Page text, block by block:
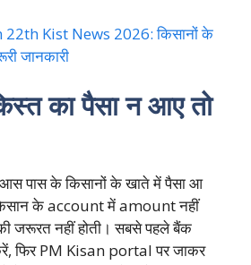
22th Kist News 2026: किसानों के
जानकारी
का पैसा न आए तो
आस पास के किसानों के खाते में पैसा आ
के account में amount नहीं
जरूरत नहीं होती। सबसे पहले बैंक
फिर PM Kisan portal पर जाकर